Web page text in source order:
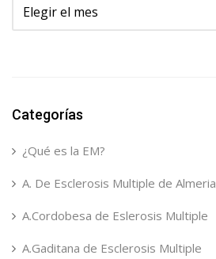
Categorías
¿Qué es la EM?
A. De Esclerosis Multiple de Almeria
A.Cordobesa de Eslerosis Multiple
A.Gaditana de Esclerosis Multiple